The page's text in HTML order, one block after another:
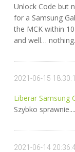
Unlock Code but
for a Samsung
the MCK within
and well…
2021-06-15
Liberar Samsung
Szybko
2021-06-14